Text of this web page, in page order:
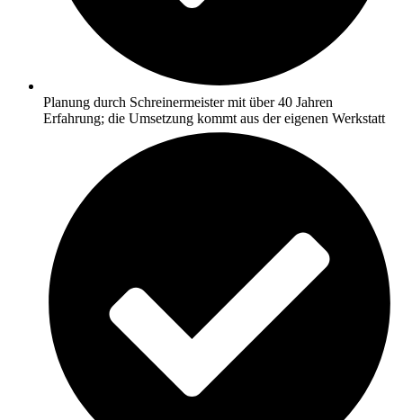
Planung durch Schreinermeister mit über 40 Jahren
Erfahrung; die Umsetzung kommt aus der eigenen Werkstatt